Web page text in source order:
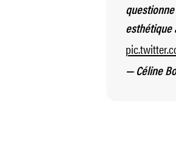
esthétique
— Céline